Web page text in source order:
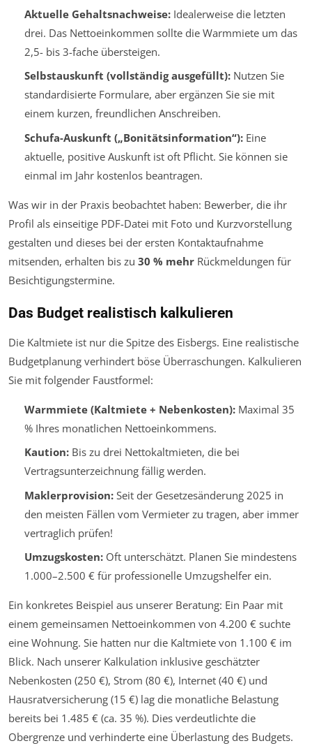
Aktuelle Gehaltsnachweise:Idealerweise die letzten
drei. Das Nettoeinkommen sollte die Warmmiete um das
2,5- bis 3-fache übersteigen.
Selbstauskunft (vollständig ausgefüllt):Nutzen Sie
standardisierte Formulare, aber ergänzen Sie sie mit
einem kurzen, freundlichen Anschreiben.
Schufa-Auskunft („Bonitätsinformation“):Eine
aktuelle, positive Auskunft ist oft Pflicht. Sie können sie
einmal im Jahr kostenlos beantragen.
Was wir in der Praxis beobachtet haben: Bewerber, die ihr
Profil als einseitige PDF-Datei mit Foto und Kurzvorstellung
gestalten und dieses bei der ersten Kontaktaufnahme
mitsenden, erhalten bis zu 30 % mehr Rückmeldungen für
Besichtigungstermine.
Das Budget realistisch kalkulieren
Die Kaltmiete ist nur die Spitze des Eisbergs. Eine realistische
Budgetplanung verhindert böse Überraschungen. Kalkulieren
Sie mit folgender Faustformel:
Warmmiete (Kaltmiete + Nebenkosten):Maximal 35
% Ihres monatlichen Nettoeinkommens.
Kaution:Bis zu drei Nettokaltmieten, die bei
Vertragsunterzeichnung fällig werden.
Maklerprovision:Seit der Gesetzesänderung 2025 in
den meisten Fällen vom Vermieter zu tragen, aber immer
vertraglich prüfen!
Umzugskosten:Oft unterschätzt. Planen Sie mindestens
1.000–2.500 € für professionelle Umzugshelfer ein.
Ein konkretes Beispiel aus unserer Beratung: Ein Paar mit
einem gemeinsamen Nettoeinkommen von 4.200 € suchte
eine Wohnung. Sie hatten nur die Kaltmiete von 1.100 € im
Blick. Nach unserer Kalkulation inklusive geschätzter
Nebenkosten (250 €), Strom (80 €), Internet (40 €) und
Hausratversicherung (15 €) lag die monatliche Belastung
bereits bei 1.485 € (ca. 35 %). Dies verdeutlichte die
Obergrenze und verhinderte eine Überlastung des Budgets.